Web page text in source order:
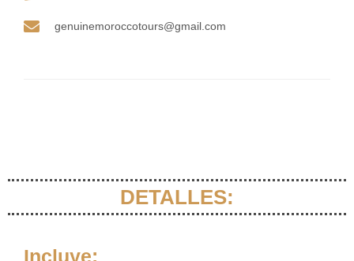
genuinemoroccotours@gmail.com
DETALLES:
Incluye: